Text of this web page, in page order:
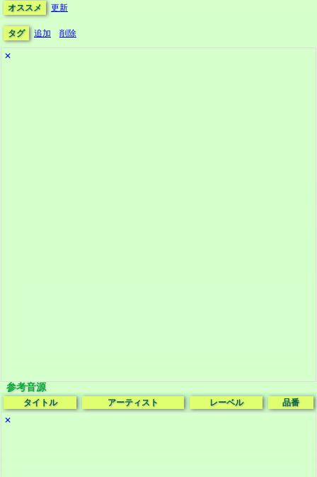
オススメ 更新
タグ 追加 削除
✕
参考音源
タイトル アーティスト レーベル
品番
✕